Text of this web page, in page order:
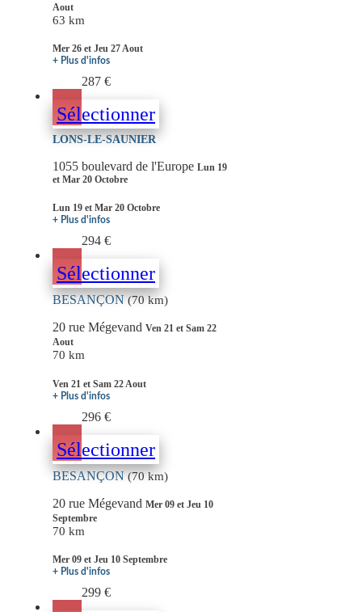
Aout
63 km
Mer 26 et Jeu 27 Aout
+ Plus d'infos
287 €
Sélectionner
LONS-LE-SAUNIER
1055 boulevard de l'Europe Lun 19
et Mar 20 Octobre
Lun 19 et Mar 20 Octobre
+ Plus d'infos
294 €
Sélectionner
BESANÇON(70 km)
20 rue Mégevand Ven 21 et Sam 22
Aout
70 km
Ven 21 et Sam 22 Aout
+ Plus d'infos
296 €
Sélectionner
BESANÇON(70 km)
20 rue Mégevand Mer 09 et Jeu 10
Septembre
70 km
Mer 09 et Jeu 10 Septembre
+ Plus d'infos
299 €